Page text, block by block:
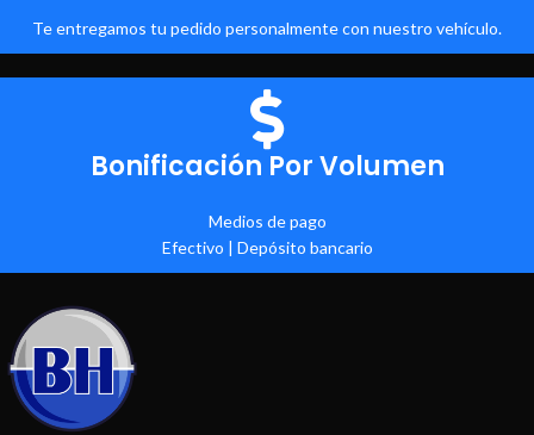
Te entregamos tu pedido personalmente con nuestro vehículo.
Bonificación Por Volumen
Medios de pago
Efectivo | Depósito bancario